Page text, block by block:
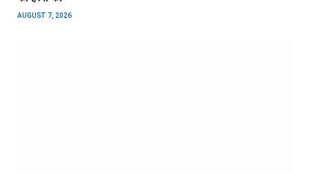
AUGUST 7, 2026